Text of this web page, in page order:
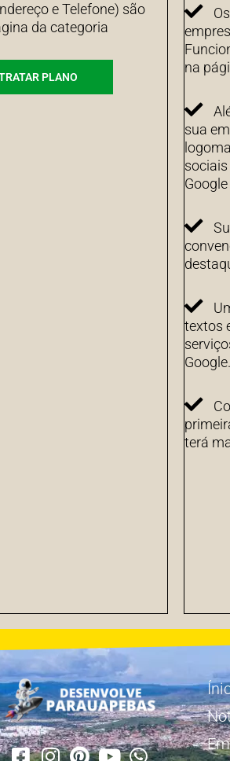
e Telefone) são
da categoria
PLANO
na
sua
textos
Google.
terá